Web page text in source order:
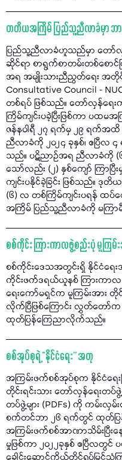
တတိယအကြိမ် ပြည်သူ့ညီလာခံမှာ ဘ
ပြည်သူ့ညီလာခံဟူသည်မှာ တော်လှ
ဆိုင်ရာ စာရွက်စာတမ်းတစ်စော
အရ အမျိုးသားညီညွတ်ရေး အတို
Consultative Council -
တစ်ရပ် ဖြစ်သည်။ တော်လှန်ရ
ကြိမ်ကျင်းပခဲ့ပြီးဖြစ်ကာ ပထ
ဇန်နဝါရီ ၂၇ ရက်မှ ၂၉ ရက်အထိ
ညီလာခံကို ၂၀၂၄ ခုနှစ်၊ ဧပြီလ
သည်။ ပဋိညာဉ်အရ ညီလာခံကို (၆)
သော်လည်း (၂) နှစ်ကျော် ကြာ
ကျင်းပနိုင်ခဲ့ခြင်း ဖြစ်သည်။
(၆) လ တစ်ကြိမ်ကျင်းပရန် ထ
အကြိမ် ပြည်သူ့ညီလာခံကို မကြာ
စစ်ကိုင်း ကြားကာလဖွဲ့စည်းပုံ မူကြ
စစ်ကိုင်းဒေသအတွင်းရှိ နိုင်ငံရေး
ကိုင်းဖက်ဒရယ်ယူနစ် ကြားကာလ
ရေးကော်မရှင်က မူကြမ်းအာ
လိုက်ပြီဖြစ်ကြောင်း လွှတ်တေ
ထုတ်ပြန်ကြေညာလိုက်သည်။
စစ်အုပ်စုရဲ့ “နိုင်ငံရေး” အတု
အကြမ်းဖက်စစ်အုပ်စုက နိုင်ငံရေး
တိုင်းရင်းသား တော်လှန်ရေးတပ်
တပ်ဖွဲ့များ (PDFs) ကို ကမ်းလှ
စက်တင်ဘာ ၂၆ ရက်တွင် ထုတ်ပြန်
အကြမ်းဖက်စစ်အာဏာသိမ်းပြီး
မှုဖြစ်ကာ ၂၀၂၂ခုနှစ် ဧပြီလတွ